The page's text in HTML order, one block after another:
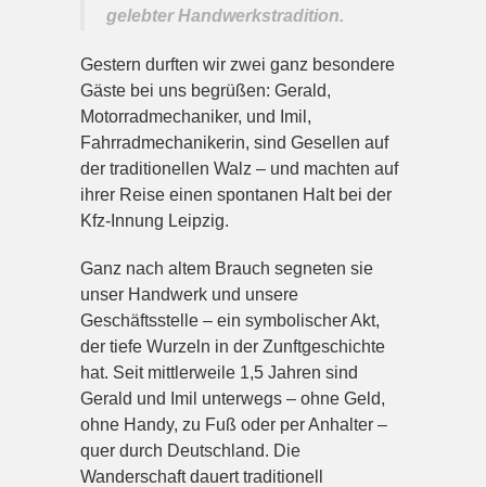
gelebter Handwerkstradition.
Gestern durften wir zwei ganz besondere
Gäste bei uns begrüßen: Gerald,
Motorradmechaniker, und Imil,
Fahrradmechanikerin, sind Gesellen auf
der traditionellen Walz – und machten auf
ihrer Reise einen spontanen Halt bei der
Kfz-Innung Leipzig.
Ganz nach altem Brauch segneten sie
unser Handwerk und unsere
Geschäftsstelle – ein symbolischer Akt,
der tiefe Wurzeln in der Zunftgeschichte
hat. Seit mittlerweile 1,5 Jahren sind
Gerald und Imil unterwegs – ohne Geld,
ohne Handy, zu Fuß oder per Anhalter –
quer durch Deutschland. Die
Wanderschaft dauert traditionell